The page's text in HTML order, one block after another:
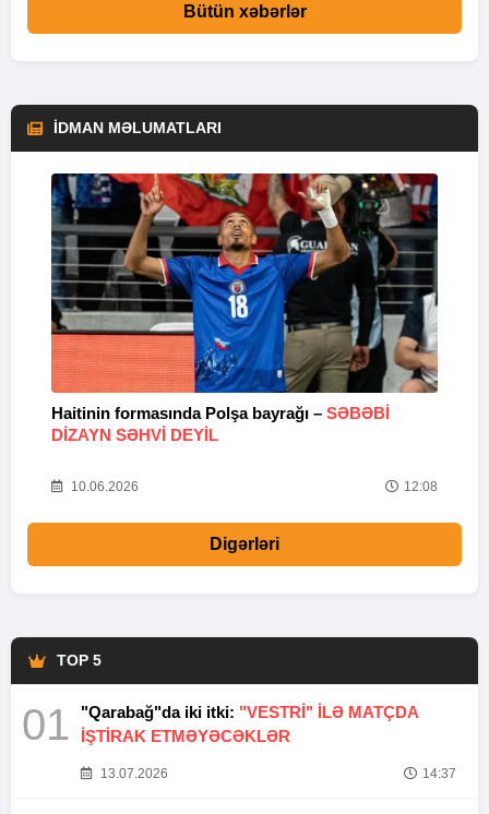
Bütün xəbərlər
İDMAN MƏLUMATLARI
Haitinin formasında Polşa bayrağı – SƏBƏBI
DIZAYN SƏHVI DEYIL
10.06.2026 12:08
Digərləri
TOP 5
01 "Qarabağ"da iki itki: "VESTRİ" İLƏ MATÇDA
İŞTİRAK ETMƏYƏCƏKLƏR
13.07.2026 14:37